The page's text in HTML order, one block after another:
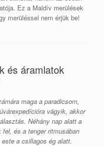
Ez a Maldív merülések
merüléssel nem érjük be!
és áramlatok
maga a paradicsom,
vágyik, akkor
Néhány nap alatt a
és a tenger ritmusában
a csillagos ég alatt.